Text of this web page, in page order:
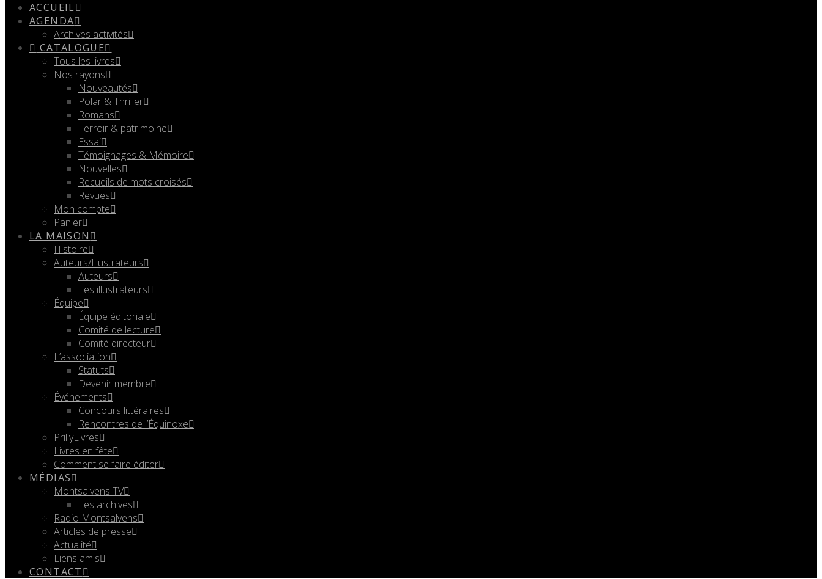
ACCUEIL
AGENDA
Archives activités
CATALOGUE
Tous les livres
Nos rayons
Nouveautés
Polar & Thriller
Romans
Terroir & patrimoine
Essai
Témoignages & Mémoire
Nouvelles
Recueils de mots croisés
Revues
Mon compte
Panier
LA MAISON
Histoire
Auteurs/Illustrateurs
Auteurs
Les illustrateurs
Équipe
Équipe éditoriale
Comité de lecture
Comité directeur
L’association
Statuts
Devenir membre
Événements
Concours littéraires
Rencontres de l’Équinoxe
PrillyLivres
Livres en fête
Comment se faire éditer
MÉDIAS
Montsalvens TV
Les archives
Radio Montsalvens
Articles de presse
Actualité
Liens amis
CONTACT